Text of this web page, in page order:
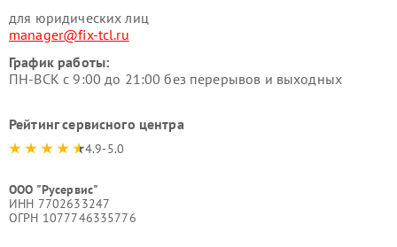
для юридических лиц
manager@fix-tcl.ru
График работы:
ПН-ВСК с 9:00 до 21:00 без перерывов и выходных
Рейтинг сервисного центра
4.9-5.0
ООО "Русервис"
ИНН 7702633247
ОГРН 1077746335776